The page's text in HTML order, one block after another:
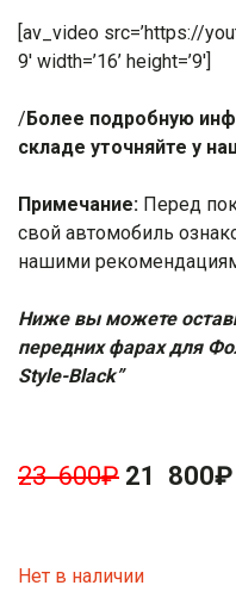
[av_video src=’https://
9′ width=’16’ height=’9′]
/Более подробную
складе уточняйте у
Примечание: Перед
свой автомобиль
нашими
Ниже вы можете
передних фарах для
Style-Black”
23 600₽ 21 800₽
Нет в наличии